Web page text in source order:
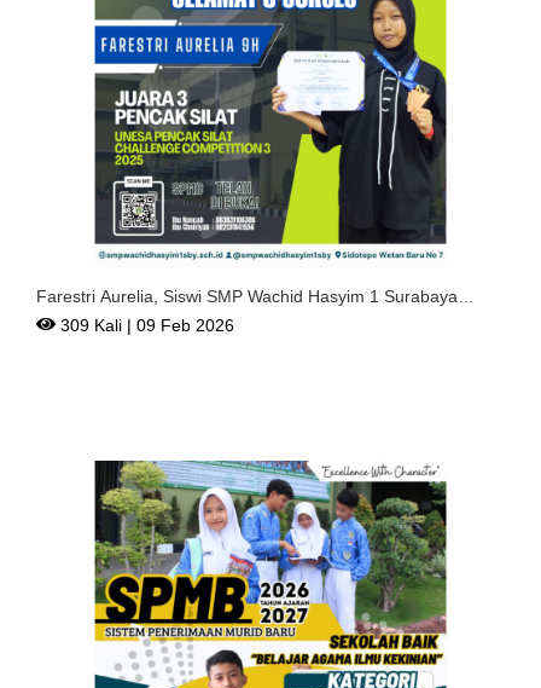
Farestri Aurelia, Siswi SMP Wachid Hasyim 1 Surabaya
Meraih309 Kali | 09 Feb 2026